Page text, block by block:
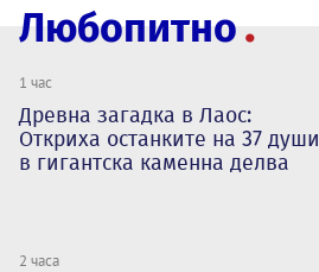
Любопитно
1 час
Древна загадка в Лаос:
Откриха останките на 37 души
в гигантска каменна делва
2 часа